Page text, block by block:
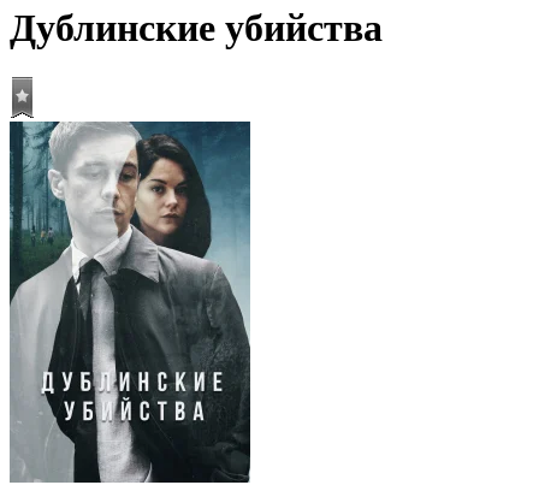
Дублинские убийства